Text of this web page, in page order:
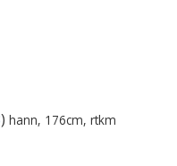
) hann, 176cm, rtkm